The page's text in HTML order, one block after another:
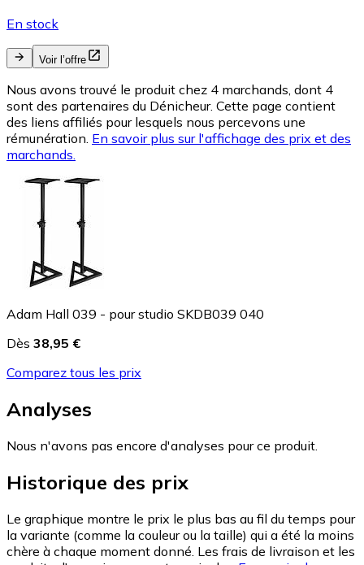
En stock
Voir l’offre
Nous avons trouvé le produit chez 4 marchands, dont 4
sont des partenaires du Dénicheur. Cette page contient
des liens affiliés pour lesquels nous percevons une
rémunération. En savoir plus sur l'affichage des prix et des
marchands.
Adam Hall 039 - pour studio SKDB039 040
Dès 38,95 €
Comparez tous les prix
Analyses
Nous n'avons pas encore d'analyses pour ce produit.
Historique des prix
Le graphique montre le prix le plus bas au fil du temps pour
la variante (comme la couleur ou la taille) qui a été la moins
chère à chaque moment donné. Les frais de livraison et les